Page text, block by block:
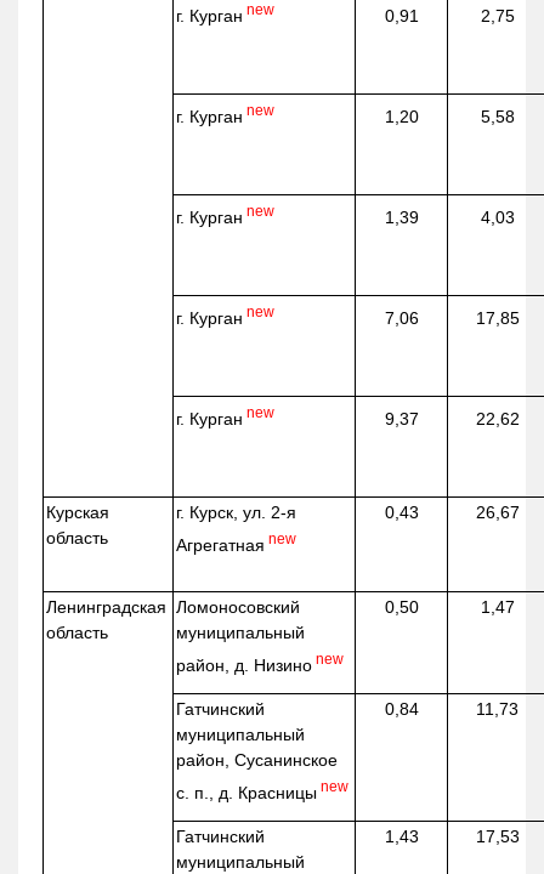
г. Курган new 0,91 2,75
г. Курган new 1,20 5,58
г. Курган new 1,39 4,03
г. Курган new 7,06 17,85
г. Курган new 9,37 22,62
Курская
область
г. Курск, ул. 2-я
Агрегатная new
0,43 26,67
Ленинградская
область
Ломоносовский
муниципальный
район, д. Низино new
0,50 1,47
Гатчинский
муниципальный
район, Сусанинское
с. п., д. Красницы new
0,84 11,73
Гатчинский
муниципальный
1,43 17,53